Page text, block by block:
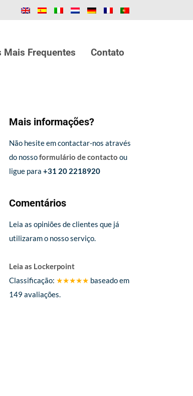
Mais Frequentes Contato
Mais informações?
Não hesite em contactar-nos através
do nossoformulário de contacto ou
ligue para +31 20 2218920
Comentários
Leia as opiniões de clientes que já
utilizaram o nosso serviço.
Leia as Lockerpoint
Classificação: ★★★★★ baseado em
149 avaliações.